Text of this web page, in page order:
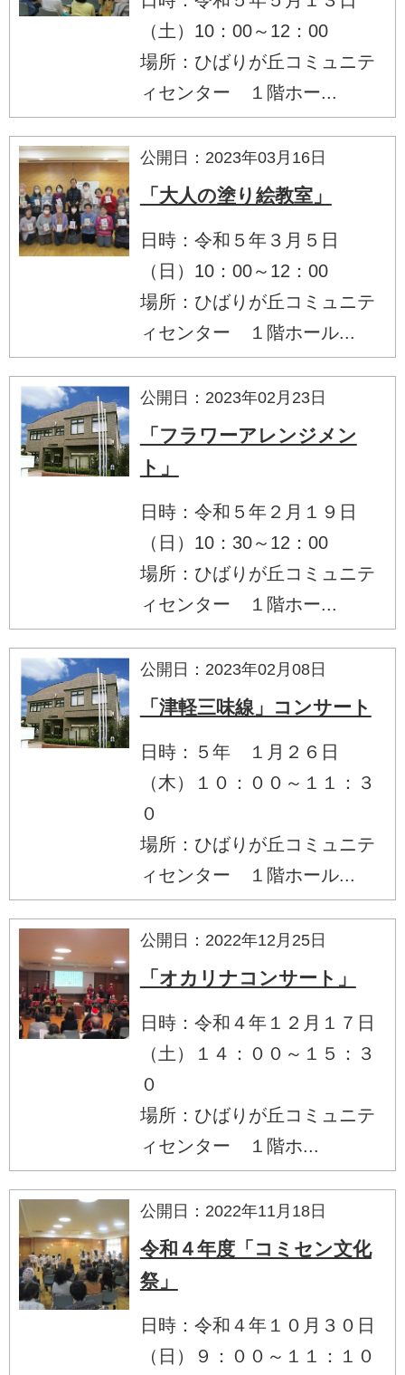
（土）10：00～12：00
場所：ひばりが丘コミュニテ
ィセンター １階ホー...
公開日：2023年03月16日
「大人の塗り絵教室」
日時：令和５年３月５日
（日）10：00～12：00
場所：ひばりが丘コミュニテ
ィセンター １階ホール...
公開日：2023年02月23日
「フラワーアレンジメン
ト」
日時：令和５年２月１９日
（日）10：30～12：00
場所：ひばりが丘コミュニテ
ィセンター １階ホー...
公開日：2023年02月08日
「津軽三味線」コンサート
日時：５年 １月２６日
（木）１０：００～１１：３
０
場所：ひばりが丘コミュニテ
ィセンター １階ホール...
公開日：2022年12月25日
「オカリナコンサート」
日時：令和４年１２月１７日
（土）１４：００～１５：３
０
場所：ひばりが丘コミュニテ
ィセンター １階ホ...
公開日：2022年11月18日
令和４年度「コミセン文化
祭」
日時：令和４年１０月３０日
（日）９：００～１１：１０